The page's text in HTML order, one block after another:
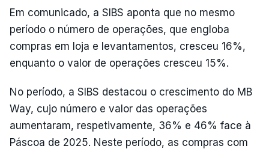
Em comunicado, a SIBS aponta que no mesmo
período o número de operações, que engloba
compras em loja e levantamentos, cresceu 16%,
enquanto o valor de operações cresceu 15%.
No período, a SIBS destacou o crescimento do MB
Way, cujo número e valor das operações
aumentaram, respetivamente, 36% e 46% face à
Páscoa de 2025. Neste período, as compras com